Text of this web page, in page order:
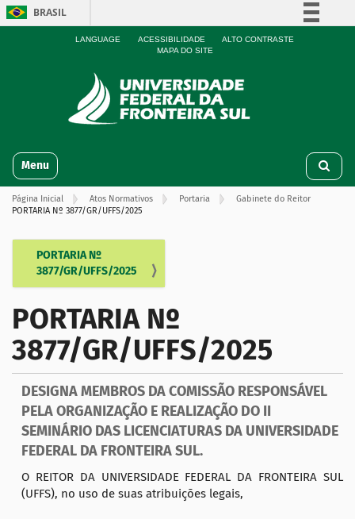
BRASIL
Simplifique!
Participe
Acesso à informação
LANGUAGE ACESSIBILIDADE
ALTO CONTRASTE
MAPA DO SITE
v
Toggle navigation
Página Inicial Atos Normativos Portaria
Gabinete do Reitor
PORTARIA Nº 3877/GR/UFFS/2025
e
g
a
ç
ã
o
PORTARIA Nº
3877/GR/UFFS/2025
PORTARIA Nº
3877/GR/UFFS/2025
DESIGNA MEMBROS DA COMISSÃO RESPONSÁVEL
PELA ORGANIZAÇÃO E REALIZAÇÃO DO II
SEMINÁRIO DAS LICENCIATURAS DA UNIVERSIDADE
FEDERAL DA FRONTEIRA SUL.
O REITOR DA UNIVERSIDADE FEDERAL DA FRONTEIRA SUL
(UFFS), no uso de suas atribuições legais,